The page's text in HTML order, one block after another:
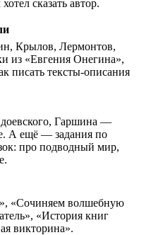
сказать автор.
Крылов, Лермонтов,
из «Евгения Онегина»,
писать тексты-описания
Гаршина —
А ещё — задания по
про подводный мир,
«Сочиняем волшебную
«История книг
викторина».